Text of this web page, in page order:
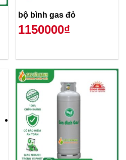
bộ bình gas đỏ
1150000₫